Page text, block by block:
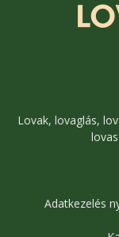
Lovak, lovaglás,
Adatkezelés